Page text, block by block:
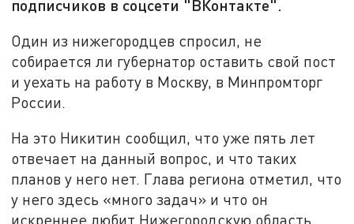
подписчиков в соцсети "ВКонтакте".
Один из нижегородцев спросил, не
собирается ли губернатор оставить свой пост
и уехать на работу в Москву, в Минпромторг
России.
На это Никитин сообщил, что уже пять лет
отвечает на данный вопрос, и что таких
планов у него нет. Глава региона отметил, что
у него здесь «много задач» и что он
искреннее любит Нижегородскую область.